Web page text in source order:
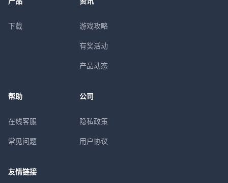
下载 游戏攻略
有奖活动
产品动态
帮助
在线客服
常见问题
公司
隐私政策
用户协议
友情链接